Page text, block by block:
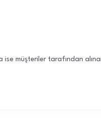
ise müşteriler tarafından